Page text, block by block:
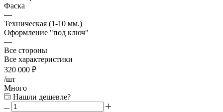
Фаска
—
Техническая (1-10 мм.)
Оформление "под ключ"
—
Все стороны
Все характеристики
320 000 ₽
/шт
Много
Нашли дешевле?